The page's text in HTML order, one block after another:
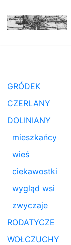
Przejdź
GRÓDEK
CZERLANY
DOLINIANY
mieszkańcy
wieś
ciekawostki
wygląd wsi
zwyczaje
RODATYCZE
WOŁCZUCHY